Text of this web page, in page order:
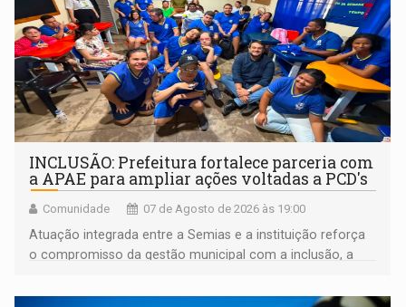
INCLUSÃO: Prefeitura fortalece parceria com
a APAE para ampliar ações voltadas a PCD's
Comunidade 07 de Agosto de 2026 às 19:00
Atuação integrada entre a Semias e a instituição reforça
o compromisso da gestão municipal com a inclusão, a